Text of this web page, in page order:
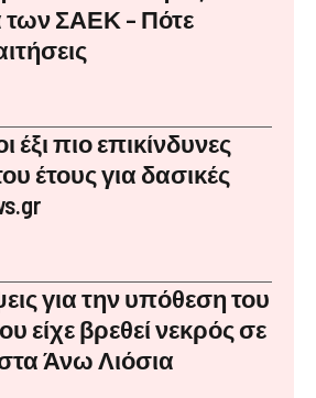
των ΣΑΕΚ – Πότε
έξι πιο επικίνδυνες
έτους για δασικές
για την υπόθεση του
είχε βρεθεί νεκρός σε
Άνω Λιόσια